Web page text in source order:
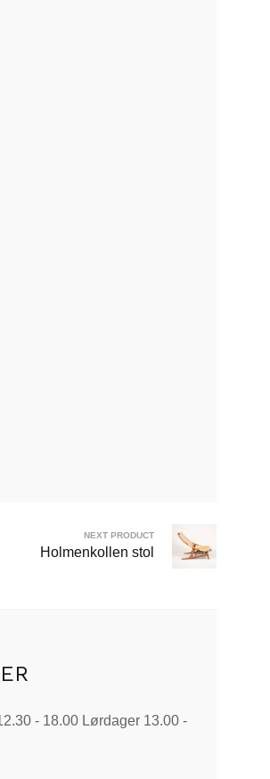
NEXT PRODUCT
Holmenkollen stol
- 18.00 Lørdager 13.00 -